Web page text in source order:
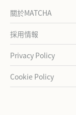
關於MATCHA
採用情報
Privacy Policy
Cookie Policy